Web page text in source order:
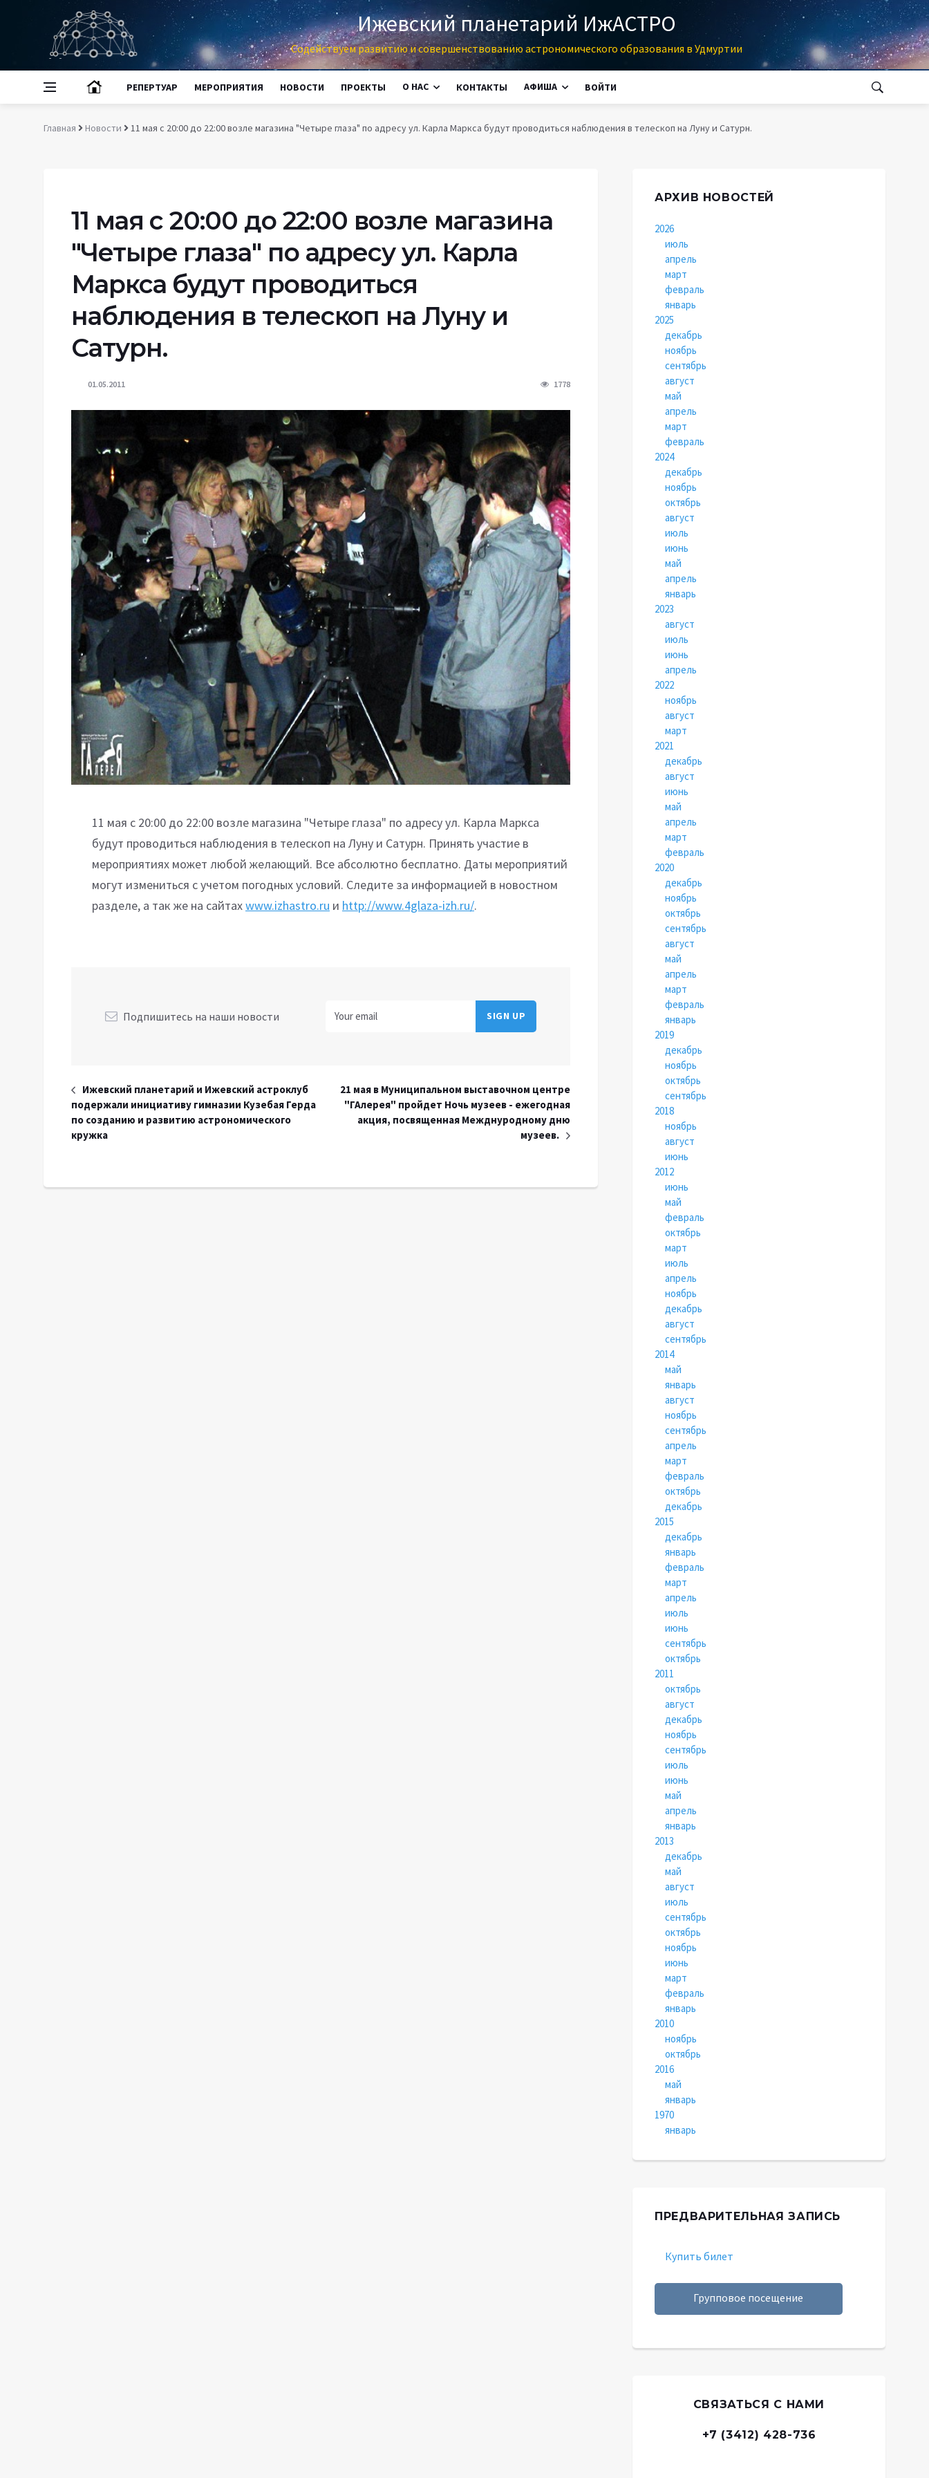
Ижевский планетарий ИжАСТРО
Содействуем развитию и совершенствованию астрономического образования в Удмуртии
РЕПЕРТУАР МЕРОПРИЯТИЯ НОВОСТИ ПРОЕКТЫ О НАС КОНТАКТЫ АФИША ВОЙТИ
Главная Новости 11 мая с 20:00 до 22:00 возле магазина "Четыре глаза" по адресу ул. Карла Маркса будут проводиться наблюдения в телескоп на Луну и Сатурн.
11 мая с 20:00 до 22:00 возле магазина
"Четыре глаза" по адресу ул. Карла
Маркса будут проводиться
наблюдения в телескоп на Луну и
Сатурн.
01.05.2011 1778
11 мая с 20:00 до 22:00 возле магазина "Четыре глаза" по адресу ул. Карла Маркса
будут проводиться наблюдения в телескоп на Луну и Сатурн. Принять участие в
мероприятиях может любой желающий. Все абсолютно бесплатно. Даты мероприятий
могут измениться с учетом погодных условий. Следите за информацией в новостном
разделе, а так же на сайтахwww.izhastro.ru и http://www.4glaza-izh.ru/.
Подпишитесь на наши новости
Ижевский планетарий и Ижевский астроклуб
подержали инициативу гимназии Кузебая Герда
по созданию и развитию астрономического
кружка
21 мая в Муниципальном выставочном центре
"ГАлерея" пройдет Ночь музеев - ежегодная
акция, посвященная Межднуродному дню
музеев.
АРХИВ НОВОСТЕЙ
2026
июль
апрель
март
февраль
январь
2025
декабрь
ноябрь
сентябрь
август
май
апрель
март
февраль
2024
декабрь
ноябрь
октябрь
август
июль
июнь
май
апрель
январь
2023
август
июль
июнь
апрель
2022
ноябрь
август
март
2021
декабрь
август
июнь
май
апрель
март
февраль
2020
декабрь
ноябрь
октябрь
сентябрь
август
май
апрель
март
февраль
январь
2019
декабрь
ноябрь
октябрь
сентябрь
2018
ноябрь
август
июнь
2012
июнь
май
февраль
октябрь
март
июль
апрель
ноябрь
декабрь
август
сентябрь
2014
май
январь
август
ноябрь
сентябрь
апрель
март
февраль
октябрь
декабрь
2015
декабрь
январь
февраль
март
апрель
июль
июнь
сентябрь
октябрь
2011
октябрь
август
декабрь
ноябрь
сентябрь
июль
июнь
май
апрель
январь
2013
декабрь
май
август
июль
сентябрь
октябрь
ноябрь
июнь
март
февраль
январь
2010
ноябрь
октябрь
2016
май
январь
1970
январь
ПРЕДВАРИТЕЛЬНАЯ ЗАПИСЬ
Купить билет
Групповое посещение
СВЯЗАТЬСЯ С НАМИ
+7 (3412) 428-736